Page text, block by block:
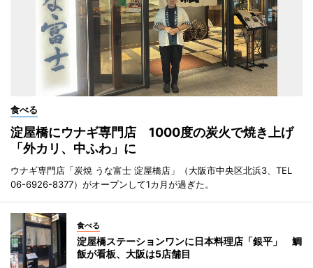
食べる
淀屋橋にウナギ専門店 1000度の炭火で焼き上げ
「外カリ、中ふわ」に
ウナギ専門店「炭焼 うな富士 淀屋橋店」（大阪市中央区北浜3、TEL
06-6926-8377）がオープンして1カ月が過ぎた。
食べる
淀屋橋ステーションワンに日本料理店「銀平」 鯛
飯が看板、大阪は5店舗目